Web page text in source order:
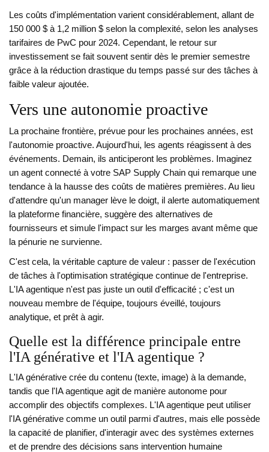
Les coûts d'implémentation varient considérablement, allant de
150 000 $ à 1,2 million $ selon la complexité, selon les analyses
tarifaires de PwC pour 2024. Cependant, le retour sur
investissement se fait souvent sentir dès le premier semestre
grâce à la réduction drastique du temps passé sur des tâches à
faible valeur ajoutée.
Vers une autonomie proactive
La prochaine frontière, prévue pour les prochaines années, est
l'autonomie proactive. Aujourd'hui, les agents réagissent à des
événements. Demain, ils anticiperont les problèmes. Imaginez
un agent connecté à votre SAP Supply Chain qui remarque une
tendance à la hausse des coûts de matières premières. Au lieu
d'attendre qu'un manager lève le doigt, il alerte automatiquement
la plateforme financière, suggère des alternatives de
fournisseurs et simule l'impact sur les marges avant même que
la pénurie ne survienne.
C'est cela, la véritable capture de valeur : passer de l'exécution
de tâches à l'optimisation stratégique continue de l'entreprise.
L'IA agentique n'est pas juste un outil d'efficacité ; c'est un
nouveau membre de l'équipe, toujours éveillé, toujours
analytique, et prêt à agir.
Quelle est la différence principale entre
l'IA générative et l'IA agentique ?
L'IA générative crée du contenu (texte, image) à la demande,
tandis que l'IA agentique agit de manière autonome pour
accomplir des objectifs complexes. L'IA agentique peut utiliser
l'IA générative comme un outil parmi d'autres, mais elle possède
la capacité de planifier, d'interagir avec des systèmes externes
et de prendre des décisions sans intervention humaine